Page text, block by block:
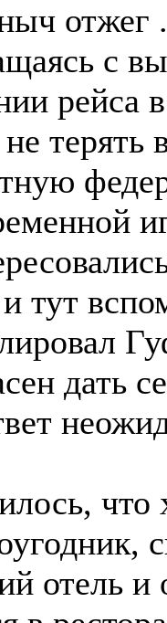
отжег
с
рейса
терять
тут
дать
что
отель и